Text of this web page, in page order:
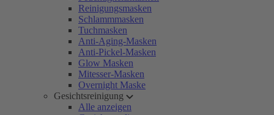
Reinigungsmasken
Schlammmasken
Tuchmasken
Anti-Aging-Masken
Anti-Pickel-Masken
Glow Masken
Mitesser-Masken
Overnight Maske
Gesichtsreinigung
Alle anzeigen